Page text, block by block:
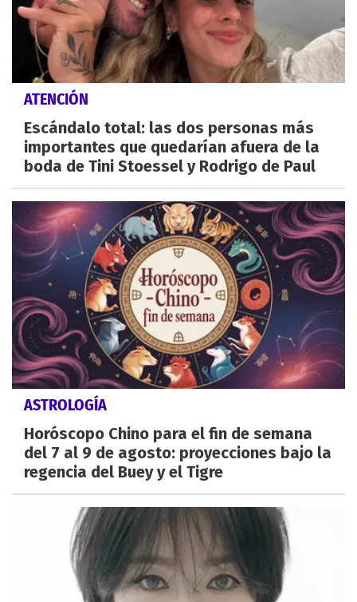
ATENCIÓN
Escándalo total: las dos personas más
importantes que quedarían afuera de la
boda de Tini Stoessel y Rodrigo de Paul
ASTROLOGÍA
Horóscopo Chino para el fin de semana
del 7 al 9 de agosto: proyecciones bajo la
regencia del Buey y el Tigre